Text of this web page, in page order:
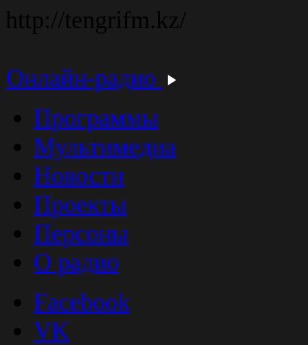
http://tengrifm.kz/
Онлайн-радио
Программы
Мультимедиа
Новости
Проекты
Персоны
О радио
Facebook
VK